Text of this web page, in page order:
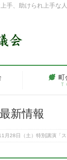
手、助けられ上手な人
町
Ｔ
新情報
月28日（土）特別講演「